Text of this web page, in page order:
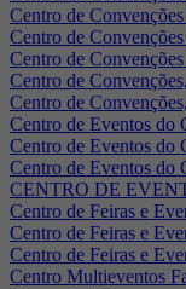
Centro de
Centro de
Centro de
Centro de
Centro de
Centro de Eventos do
Centro de Eventos do
Centro de Eventos do
CENTRO DE
Centro de Feiras e
Centro de Feiras e
Centro de Feiras e
Centro Multieventos